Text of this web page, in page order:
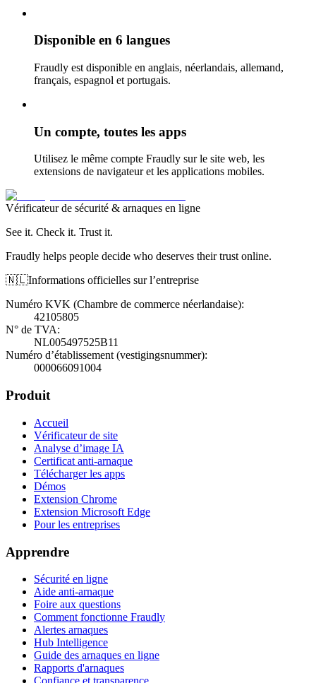
Disponible en 6 langues
Fraudly est disponible en anglais, néerlandais, allemand,
français, espagnol et portugais.
Un compte, toutes les apps
Utilisez le même compte Fraudly sur le site web, les
extensions de navigateur et les applications mobiles.
Vérificateur de sécurité & arnaques en ligne
See it. Check it. Trust it.
Fraudly helps people decide who deserves their trust online.
🇳🇱Informations officielles sur l’entreprise
Numéro KVK (Chambre de commerce néerlandaise):
42105805
N° de TVA:
NL005497525B11
Numéro d’établissement (vestigingsnummer):
000066091004
Produit
Accueil
Vérificateur de site
Analyse d’image IA
Certificat anti-arnaque
Télécharger les apps
Démos
Extension Chrome
Extension Microsoft Edge
Pour les entreprises
Apprendre
Sécurité en ligne
Aide anti-arnaque
Foire aux questions
Comment fonctionne Fraudly
Alertes arnaques
Hub Intelligence
Guide des arnaques en ligne
Rapports d'arnaques